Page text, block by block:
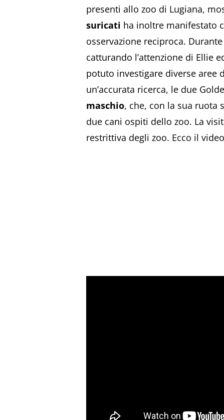
presenti allo zoo di Lugiana,
suricati ha inoltre manifestato
osservazione reciproca.
catturando l’attenzione di Ellie
potuto investigare diverse aree
un’accurata ricerca, le due
maschio, che, con la sua ruota
due cani ospiti dello zoo. La
restrittiva degli zoo. Ecco il